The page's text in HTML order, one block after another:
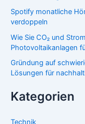
Spotify monatliche
verdoppeln
Wie Sie CO₂ und
Photovoltaikanlagen
Gründung auf
Lösungen für
Kategorien